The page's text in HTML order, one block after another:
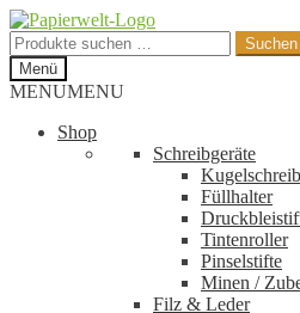
Zur
Navigation
springen
Zum
Inhalt
springen
Suchen
nach:
Suchen
Menü
MENUMENU
Shop
Schreibgeräte
Füllhalter
Tintenroller
Pinselstifte
Minen /
Filz & Leder